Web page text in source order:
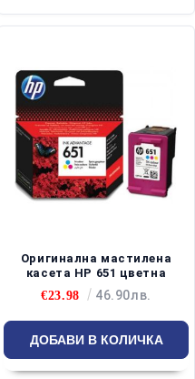
Оригинална мастилена
касета HP 651 цветна
€23.98
46.90лв.